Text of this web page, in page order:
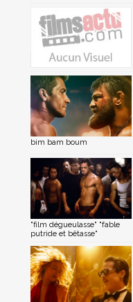
bim bam boum
"film dégueulasse" "fable
putride et bêtasse"